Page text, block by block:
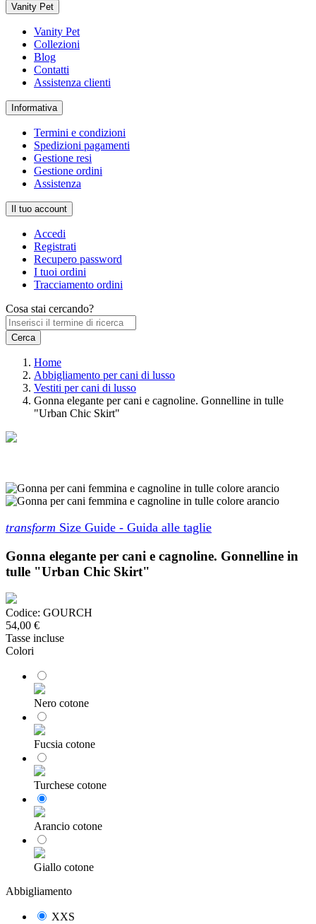
Vanity Pet
Vanity Pet
Collezioni
Blog
Contatti
Assistenza clienti
Informativa
Termini e condizioni
Spedizioni pagamenti
Gestione resi
Gestione ordini
Assistenza
Il tuo account
Accedi
Registrati
Recupero password
I tuoi ordini
Tracciamento ordini
Cosa stai cercando?
Home
Abbigliamento per cani di lusso
Vestiti per cani di lusso
Gonna elegante per cani e cagnoline. Gonnelline in tulle
"Urban Chic Skirt"
transform Size Guide - Guida alle taglie
Gonna elegante per cani e cagnoline. Gonnelline in
tulle "Urban Chic Skirt"
Codice: GOURCH
54,00 €
Tasse incluse
Colori
Nero cotone
Fucsia cotone
Turchese cotone
Arancio cotone
Giallo cotone
Abbigliamento
XXS